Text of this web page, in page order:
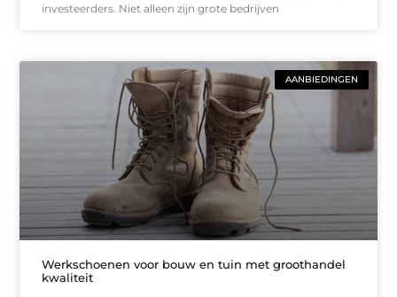
investeerders. Niet alleen zijn grote bedrijven
AANBIEDINGEN
Werkschoenen voor bouw en tuin met groothandel
kwaliteit